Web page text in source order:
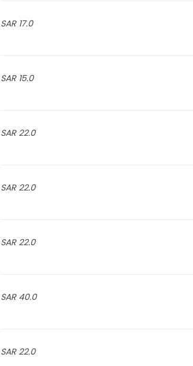
17.0 SAR
15.0 SAR
22.0 SAR
22.0 SAR
22.0 SAR
40.0 SAR
22.0 SAR